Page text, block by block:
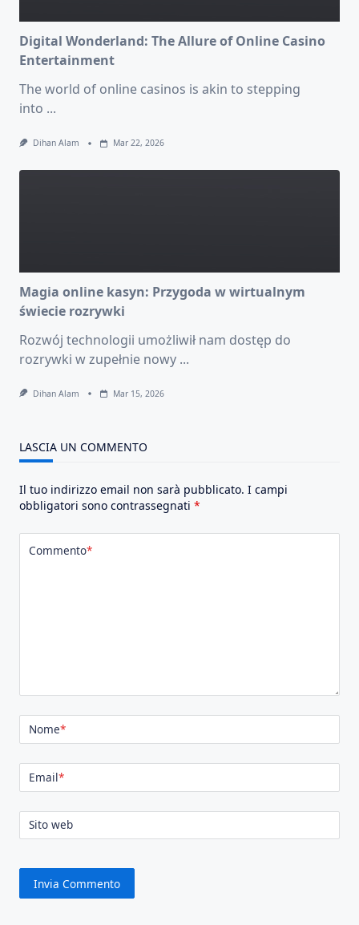
Digital Wonderland: The Allure of Online Casino
Entertainment
The world of online casinos is akin to stepping
into ...
Dihan Alam Mar 22, 2026
Magia online kasyn: Przygoda w wirtualnym
świecie rozrywki
Rozwój technologii umożliwił nam dostęp do
rozrywki w zupełnie nowy ...
Dihan Alam Mar 15, 2026
LASCIA UN COMMENTO
Il tuo indirizzo email non sarà pubblicato. I campi
obbligatori sono contrassegnati *
Commento*
Nome*
Email*
Sito web